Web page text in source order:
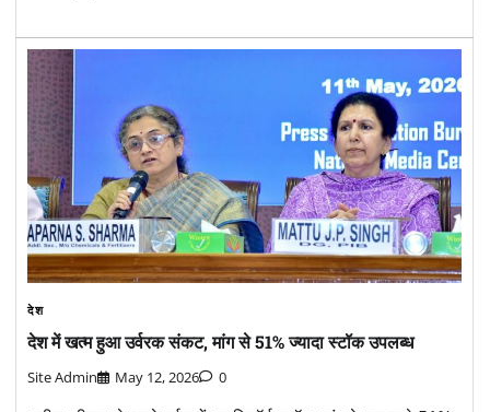
देश
देश में खत्म हुआ उर्वरक संकट, मांग से 51% ज्यादा स्टॉक उपलब्ध
Site Admin May 12, 2026 0